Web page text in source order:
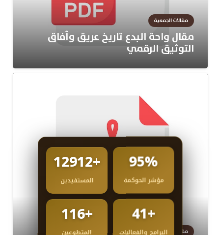
مقالات الجمعية
‎مقال واحة البدع تاريخ عريق وآفاق
التوثيق الرقمي⁩
مقالات الجمعية
95%
مؤشر الحوكمة
+12912
المستفيدين
+41
البرامج والفعاليات
+116
المتطوعين